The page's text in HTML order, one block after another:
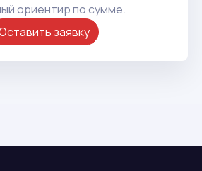
ориентир по сумме.
заявку